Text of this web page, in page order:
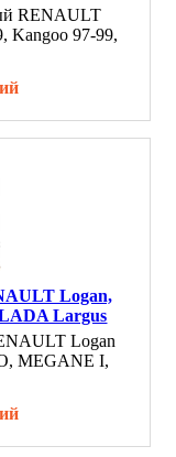
RENAULT
Kangoo 97-99,
Logan,
Largus
Logan
MEGANE I,